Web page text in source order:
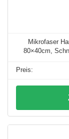
Mikrofaser
80×40cm,